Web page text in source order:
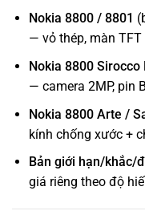
Nokia 8800 / 8801
— vỏ thép, màn TFT
Nokia 8800 Sirocco
— camera 2MP, pin
Nokia 8800 Arte /
kính chống xước +
Bản giới hạn/khắc/
giá riêng theo độ